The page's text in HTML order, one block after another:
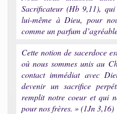
Sacrificateur (Hb 9,11),
lui-même à Dieu, pour
comme un parfum
Cette notion de sacerdoce
où nous sommes unis au
contact immédiat avec
devenir un sacrifice
remplit notre coeur et qui
pour nos frères. » (1Jn 3,16)